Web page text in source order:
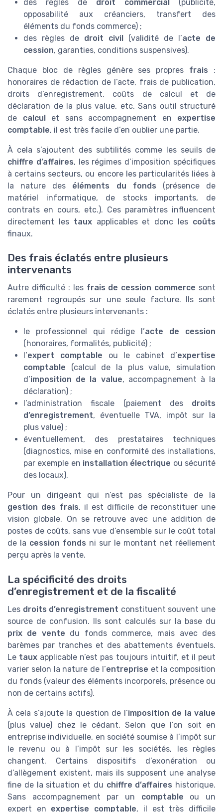
des règles de droit commercial (publicité,
opposabilité aux créanciers, transfert des
éléments du fonds commerce) ;
des règles de droit civil (validité de l’acte de
cession, garanties, conditions suspensives).
Chaque bloc de règles génère ses propres frais :
honoraires de rédaction de l’acte, frais de publication,
droits d’enregistrement, coûts de calcul et de
déclaration de la plus value, etc. Sans outil structuré
de calculet sans accompagnement en expertise
comptable, il est très facile d’en oublier une partie.
À cela s’ajoutent des subtilités comme les seuils de
chiffre d’affaires, les régimes d’imposition spécifiques
à certains secteurs, ou encore les particularités liées à
la nature des éléments du fonds (présence de
matériel informatique, de stocks importants, de
contrats en cours, etc.). Ces paramètres influencent
directement les tauxapplicables et donc les coûts
finaux.
Des frais éclatés entre plusieurs
intervenants
Autre difficulté : les frais de cession commerce sont
rarement regroupés sur une seule facture. Ils sont
éclatés entre plusieurs intervenants :
le professionnel qui rédige l’acte de cession
(honoraires, formalités, publicité) ;
l’expert comptable ou le cabinet d’expertise
comptable (calcul de la plus value, simulation
d’imposition de la value, accompagnement à la
déclaration) ;
l’administration fiscale (paiement des droits
d’enregistrement, éventuelle TVA, impôt sur la
plus value) ;
éventuellement, des prestataires techniques
(diagnostics, mise en conformité des installations,
par exemple en installation électrique ou sécurité
des locaux).
Pour un dirigeant qui n’est pas spécialiste de la
gestion des frais, il est difficile de reconstituer une
vision globale. On se retrouve avec une addition de
postes de coûts, sans vue d’ensemble sur le coût total
de la cession fonds ni sur le montant net réellement
perçu après la vente.
La spécificité des droits
d’enregistrement et de la fiscalité
Les droits d’enregistrement constituent souvent une
source de confusion. Ils sont calculés sur la base du
prix de vente du fonds commerce, mais avec des
barèmes par tranches et des abattements éventuels.
Le taux applicable n’est pas toujours intuitif, et il peut
varier selon la nature de l’entreprise et la composition
du fonds (valeur des éléments incorporels, présence ou
non de certains actifs).
À cela s’ajoute la question de l’imposition de la value
(plus value) chez le cédant. Selon que l’on soit en
entreprise individuelle, en société soumise à l’impôt sur
le revenu ou à l’impôt sur les sociétés, les règles
changent. Certains dispositifs d’exonération ou
d’allègement existent, mais ils supposent une analyse
fine de la situation et du chiffre d’affaires historique.
Sans accompagnement par un comptable ou un
expert en expertise comptable, il est très difficile